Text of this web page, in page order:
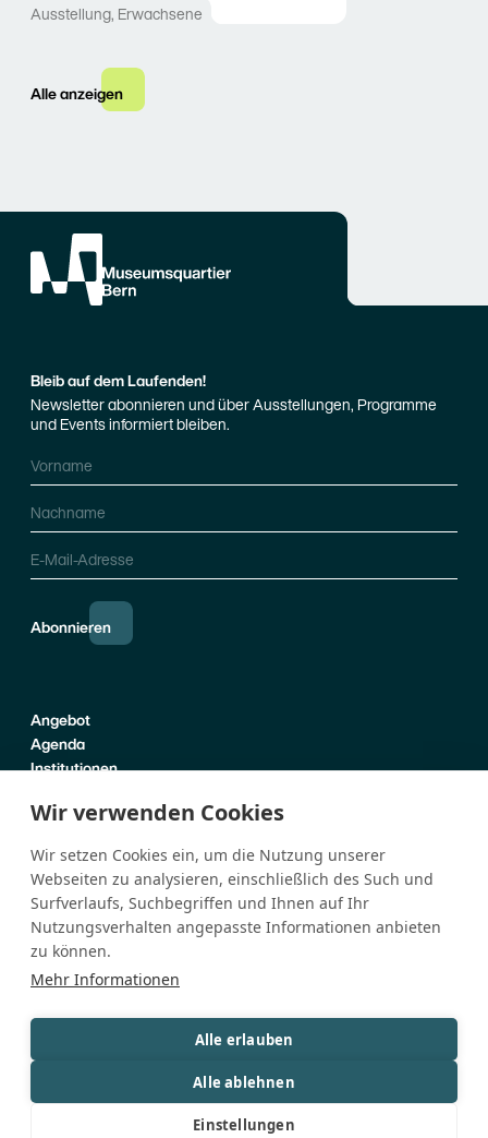
Ausstellung, Erwachsene
Alle anzeigen
Bleib auf dem Laufenden!
Newsletter abonnieren und über Ausstellungen, Programme
und Events informiert bleiben.
Vorname
Nachname
E-Mail-Adresse
Abonnieren
Angebot
Agenda
Institutionen
Über uns
News
Kontakt
Medien
Instagram
(öffnet in neuem Fenster)
Facebook
(öffnet in neuem Fenster)
Linkedin
(öffnet in neuem Fenster)
Impressum
(öffnet in neuem Fenster)
Wir verwenden Cookies
Wir setzen Cookies ein, um die Nutzung unserer
Webseiten zu analysieren, einschließlich des Such und
Surfverlaufs, Suchbegriffen und Ihnen auf Ihr
Nutzungsverhalten angepasste Informationen anbieten
zu können.
Mehr Informationen
Alle erlauben
Alle ablehnen
Einstellungen